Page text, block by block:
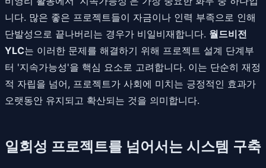
니다. 많은 좋은 프로젝트들이 자금이나 인력 부족으로 인해
단발성으로 끝나버리는 경우가 비일비재합니다. 월드비전
YLC는 이러한 문제를 해결하기 위해 프로젝트 설계 단계부
터 '지속가능성'을 핵심 요소로 고려합니다. 이는 단순히 재정
적 자립을 넘어, 프로젝트가 사회에 미치는 긍정적인 효과가
오랫동안 유지되고 확산되는 것을 의미합니다.
일회성 프로젝트를 넘어서는 시스템 구축